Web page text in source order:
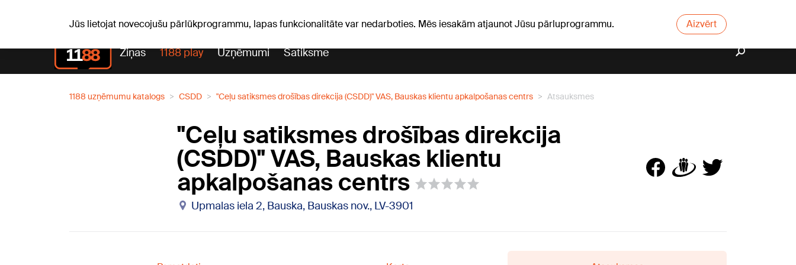
Jūs lietojat novecojušu pārlūkprogrammu, lapas funkcionalitāte var nedarboties. Mēs iesakām atjaunot Jūsu pārluprogrammu. Aizvērt
Ziņas 1188 play Uzņēmumi Satiksme
1188 uzņēmumu katalogs CSDD "Ceļu satiksmes drošības direkcija (CSDD)" VAS, Bauskas klientu apkalpošanas centrs Atsauksmes
"Ceļu satiksmes drošības direkcija
(CSDD)" VAS, Bauskas klientu
apkalpošanas centrs
Upmalas iela 2, Bauska, Bauskas nov., LV-3901